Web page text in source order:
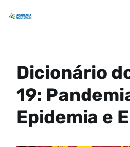
Dicionário
19:
Epidemia e